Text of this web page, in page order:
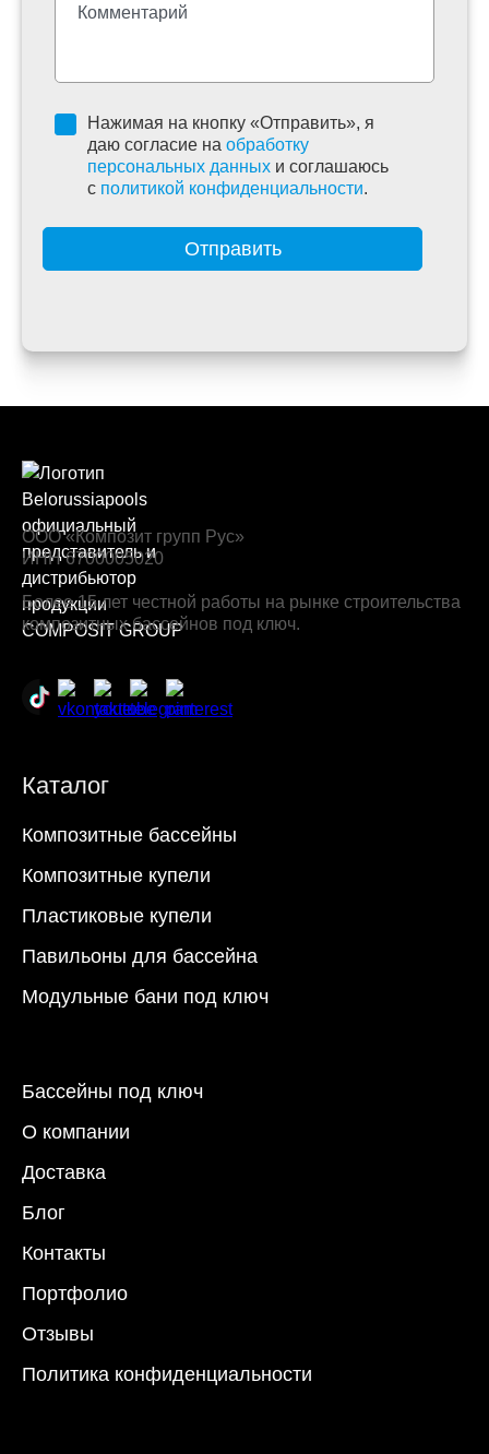
Нажимая на кнопку «Отправить», я
даю согласие на обработку
персональных данных и соглашаюсь
c политикой конфиденциальности.
Отправить
ООО «Композит групп Рус»
ИНН 6700005020
Более 15 лет честной работы на рынке строительства
композитных бассейнов под ключ.
Каталог
Композитные бассейны
Композитные купели
Пластиковые купели
Павильоны для бассейна
Модульные бани под ключ
Бассейны под ключ
О компании
Доставка
Блог
Контакты
Портфолио
Отзывы
Политика конфиденциальности